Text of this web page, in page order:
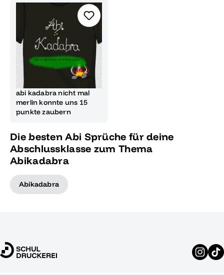
abi kadabra nicht mal
merlin konnte uns 15
punkte zaubern
Die besten Abi Sprüche für deine
Abschlussklasse zum Thema
Abikadabra
Abikadabra